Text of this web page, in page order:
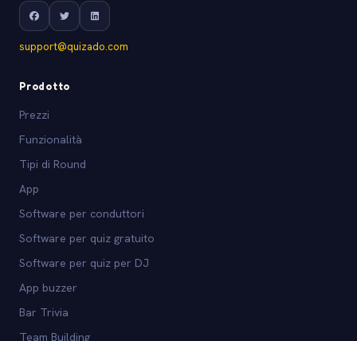
support@quizado.com
Prodotto
Prezzi
Funzionalità
Tipi di Round
App
Software per conduttori
Software per quiz gratuito
Software per quiz per DJ
App buzzer
Bar Trivia
Team Building